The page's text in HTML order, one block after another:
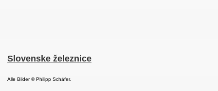
Slovenske železnice
Alle Bilder© Philipp Schäfer.